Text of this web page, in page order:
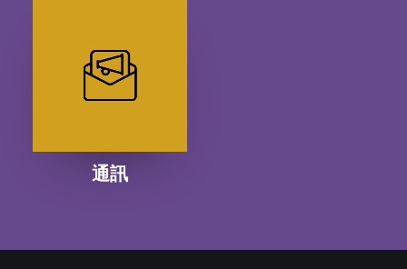
通訊